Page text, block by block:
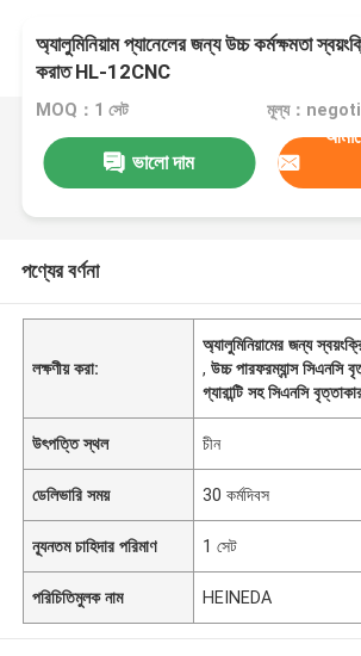
অ্যালুমিনিয়াম প্যানেলের জন্য উচ্চ কর্মক্ষমতা
করাত HL-12CNC
MOQ：1 সেট মূল্য：
ভালো দাম
পণ্যের বর্ণনা
লক্ষণীয় করা:
অ্যালুমিনিয়ামের জন্য
,উচ্চ পারফরম্যান্স সিএনসি
গ্যারান্টি সহ সিএনসি
উৎপত্তি স্থল চীন
ডেলিভারি সময় 30 কর্মদিবস
ন্যূনতম চাহিদার পরিমাণ 1 সেট
পরিচিতিমুলক নাম HEINEDA